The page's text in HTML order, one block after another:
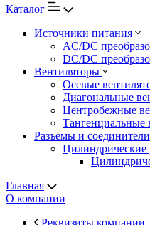
Каталог
Источники питания
AC/DC
DC/DC
Вентиляторы
Осевые
Диагональные
Центробежные
Тангенциальные
Разъемы и соединители
Цилиндрические
Главная
О компании
Реквизиты компании